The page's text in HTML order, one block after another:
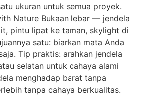
ukuran untuk semua proyek.
Nature Bukaan lebar — jendela
pintu lipat ke taman, skylight di
satu: biarkan mata Anda
Tip praktis: arahkan jendela
selatan untuk cahaya alami
menghadap barat tanpa
tanpa cahaya berkualitas.